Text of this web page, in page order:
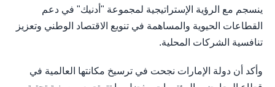
ينسجم مع الرؤية الإستراتيجية لمجموعة "أدنيك" في دعم
القطاعات الحيوية والمساهمة في تنويع الاقتصاد الوطني وتعزيز
تنافسية الشركات المحلية.
وأكد أن دولة الإمارات نجحت في ترسيخ مكانتها العالمية في